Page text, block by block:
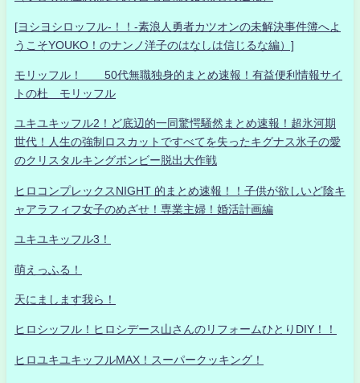
[ヨシヨシロッフル-！！-素浪人勇者カツオンの未解決事件簿へよ
うこそYOUKO！のナンノ洋子のはなしは信じるな編）]
モリッフル！ 50代無職独身的まとめ速報！有益便利情報サイ
トの杜 モリッフル
ユキユキッフル2！ど底辺的一同驚愕騒然まとめ速報！超氷河期
世代！人生の強制ロスカットですべてを失ったキグナス氷子の愛
のクリスタルキングボンビー脱出大作戦
ヒロコンプレックスNIGHT 的まとめ速報！！子供が欲しいど陰キ
ャアラフィフ女子のめざせ！専業主婦！婚活計画編
ユキユキッフル3！
萌えっふる！
天にまします我ら！
ヒロシッフル！ヒロシデース山さんのリフォームひとりDIY！！
ヒロユキユキッフルMAX！スーパークッキング！